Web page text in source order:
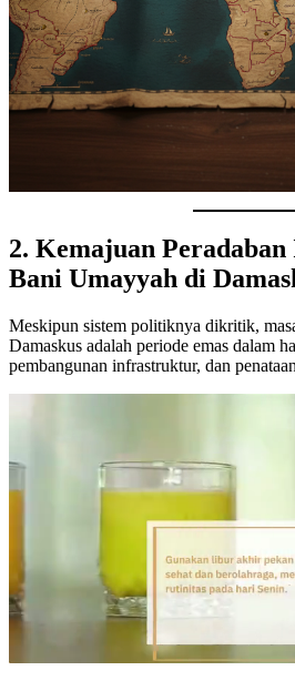
2. Kemajuan Peradaban
Bani Umayyah di
Meskipun sistem politiknya dikritik,
Damaskus adalah periode emas dalam
pembangunan infrastruktur, dan